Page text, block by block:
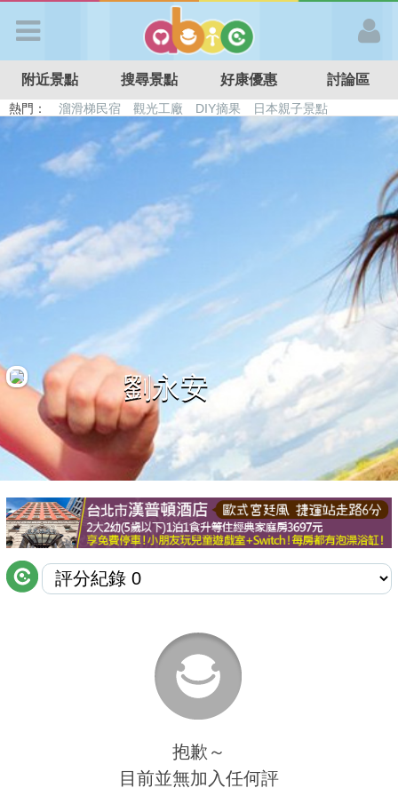
APP登入
首 頁
搜尋景點
好康優惠
最新留言
商家合作
推薦景點
討論區
聯絡我們
附近景點 搜尋景點 好康優惠 討論區
熱門： 溜滑梯民宿 觀光工廠 DIY摘果
日本親子景點
特色遊戲場
親子住房優惠 台北親子餐廳 溫泉泡湯SPA
劉永安
抱歉～
目前並無加入任何評